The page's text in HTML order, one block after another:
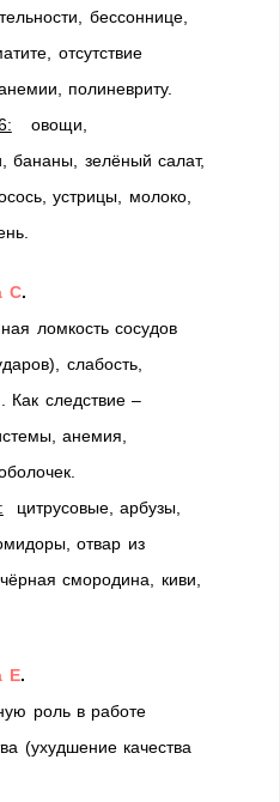
бессоннице,
отсутствие
полиневриту.
овощи,
бананы, зелёный салат,
устрицы, молоко,
С.
ломкость сосудов
слабость,
Как следствие –
анемия,
цитрусовые, арбузы,
отвар из
смородина, киви,
Е.
роль в работе
(ухудшение качества